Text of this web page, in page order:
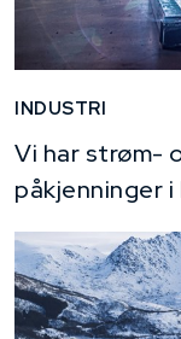
INDUSTRI
Vi har strøm-
påkjenninger i